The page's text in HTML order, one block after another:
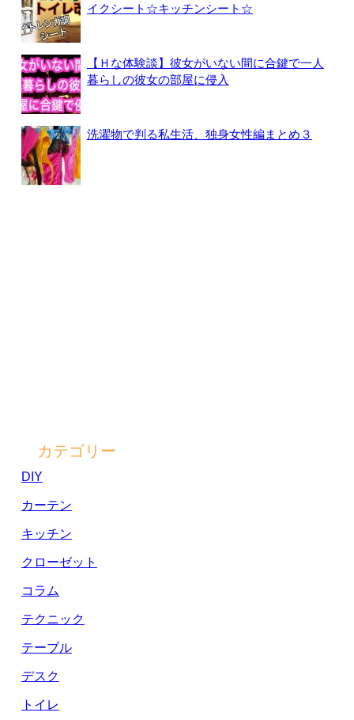
イクシート☆キッチンシート☆
【Ｈな体験談】彼女がいない間に合鍵で一人
暮らしの彼女の部屋に侵入
洗濯物で判る私生活、独身女性編まとめ３
カテゴリー
DIY
カーテン
キッチン
クローゼット
コラム
テクニック
テーブル
デスク
トイレ